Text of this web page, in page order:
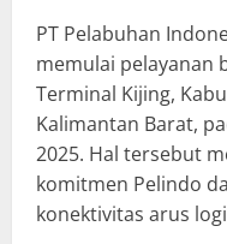
PT Pelabuhan
memulai pelayanan
Terminal Kijing,
Kalimantan Barat,
2025. Hal tersebut
komitmen Pelindo
konektivitas arus